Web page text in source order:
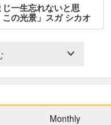
じ一生忘れないと思
この光景」スガ シカオ
Monthly